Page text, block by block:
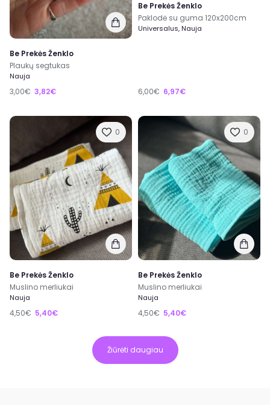
Be Prekės Ženklo
Plaukų segtukas
Nauja
3,00€ 3,82€
Be Prekės Ženklo
Paklodė su guma 120x200cm
Universalus, Nauja
6,00€ 6,97€
0
Be Prekės Ženklo
Muslino merliukai
Nauja
4,50€ 5,40€
0
Be Prekės Ženklo
Muslino merliukai
Nauja
4,50€ 5,40€
Žiūrėti daugiau